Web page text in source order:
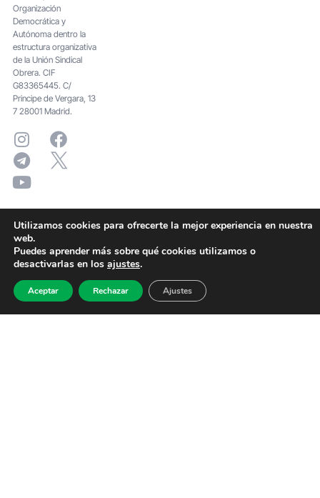
Organización
Democrática y
Autónoma dentro la
estructura organizativa
de la Unión Sindical
Obrera. CIF
G83365445. C/
Principe de Vergara, 13
7 28001 Madrid.
Utilizamos cookies para ofrecerte la mejor experiencia en nuestra
web.
Puedes aprender más sobre qué cookies utilizamos o
desactivarlas en los ajustes.
Aceptar Rechazar Ajustes